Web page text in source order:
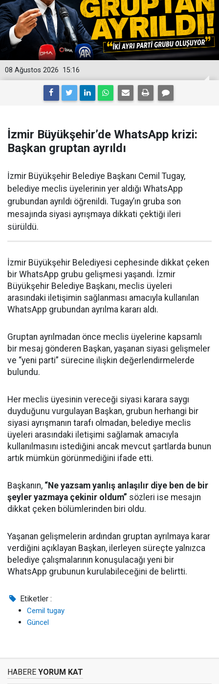
15:16
08 Ağustos 2026
İzmir Büyükşehir’de WhatsApp krizi:
Başkan gruptan ayrıldı
İzmir Büyükşehir Belediye Başkanı Cemil Tugay,
belediye meclis üyelerinin yer aldığı WhatsApp
grubundan ayrıldı öğrenildi. Tugay’ın gruba son
mesajında siyasi ayrışmaya dikkati çektiği ileri
sürüldü.
İzmir Büyükşehir Belediyesi cephesinde dikkat çeken
bir WhatsApp grubu gelişmesi yaşandı. İzmir
Büyükşehir Belediye Başkanı, meclis üyeleri
arasındaki iletişimin sağlanması amacıyla kullanılan
WhatsApp grubundan ayrılma kararı aldı.
Gruptan ayrılmadan önce meclis üyelerine kapsamlı
bir mesaj gönderen Başkan, yaşanan siyasi gelişmeler
ve “yeni parti” sürecine ilişkin değerlendirmelerde
bulundu.
Her meclis üyesinin vereceği siyasi karara saygı
duyduğunu vurgulayan Başkan, grubun herhangi bir
siyasi ayrışmanın tarafı olmadan, belediye meclis
üyeleri arasındaki iletişimi sağlamak amacıyla
kullanılmasını istediğini ancak mevcut şartlarda bunun
artık mümkün görünmediğini ifade etti.
Başkanın, “Ne yazsam yanlış anlaşılır diye ben de bir
şeyler yazmaya çekinir oldum” sözleri ise mesajın
dikkat çeken bölümlerinden biri oldu.
Yaşanan gelişmelerin ardından gruptan ayrılmaya karar
verdiğini açıklayan Başkan, ilerleyen süreçte yalnızca
belediye çalışmalarının konuşulacağı yeni bir
WhatsApp grubunun kurulabileceğini de belirtti.
Etiketler :
Cemil tugay
Güncel
HABERE YORUM KAT